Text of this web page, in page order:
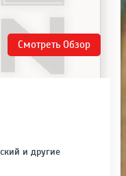
Смотреть Обзор
и другие